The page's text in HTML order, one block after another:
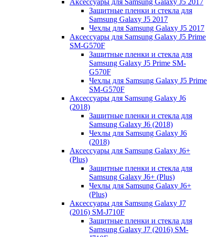
Защитные пленки и стекла для
Samsung Galaxy J5 2017
Чехлы для Samsung Galaxy J5 2017
Аксессуары для Samsung Galaxy J5 Prime
SM-G570F
Защитные пленки и стекла для
Samsung Galaxy J5 Prime SM-
G570F
Чехлы для Samsung Galaxy J5 Prime
SM-G570F
Аксессуары для Samsung Galaxy J6
(2018)
Защитные пленки и стекла для
Samsung Galaxy J6 (2018)
Чехлы для Samsung Galaxy J6
(2018)
Аксессуары для Samsung Galaxy J6+
(Plus)
Защитные пленки и стекла для
Samsung Galaxy J6+ (Plus)
Чехлы для Samsung Galaxy J6+
(Plus)
Аксессуары для Samsung Galaxy J7
(2016) SM-J710F
Защитные пленки и стекла для
Samsung Galaxy J7 (2016) SM-